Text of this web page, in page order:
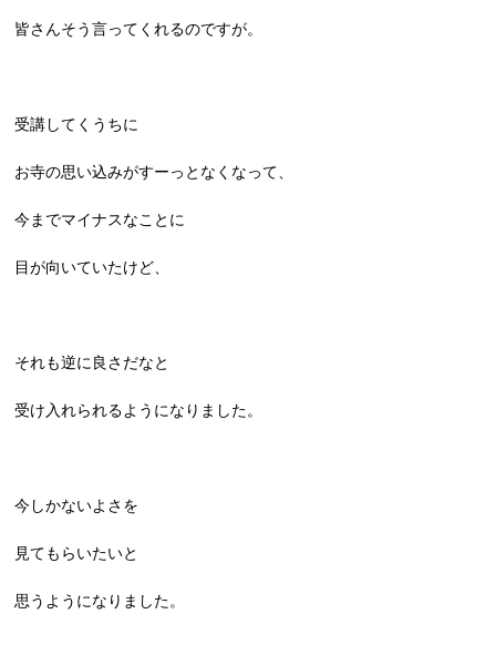
皆さんそう言ってくれるのですが。
受講してくうちに
お寺の思い込みがすーっとなくなって、
今までマイナスなことに
目が向いていたけど、
それも逆に良さだなと
受け入れられるようになりました。
今しかないよさを
見てもらいたいと
思うようになりました。